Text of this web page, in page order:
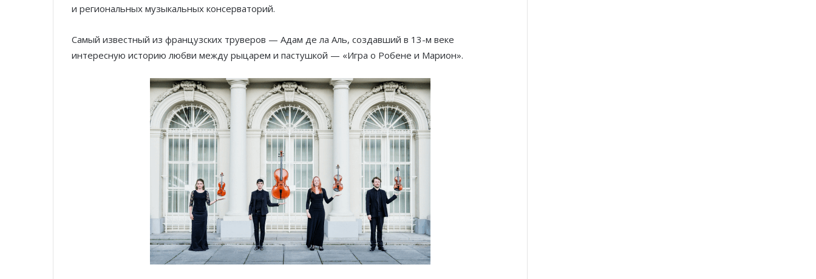
и региональных музыкальных консерваторий.
Самый известный из французских труверов — Адам де ла Аль, создавший в 13-м веке
интересную историю любви между рыцарем и пастушкой — «Игра о Робене и Марион».